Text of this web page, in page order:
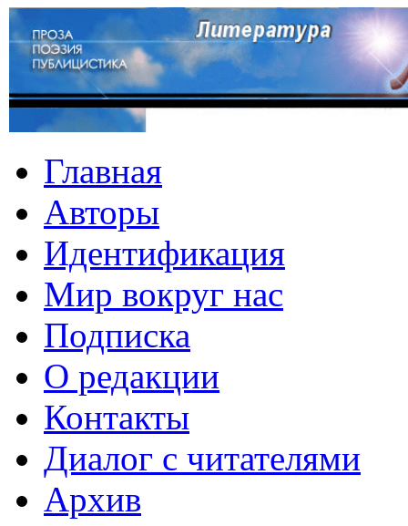
Главная
Авторы
Идентификация
Мир вокруг нас
Подписка
О редакции
Контакты
Диалог с читателями
Архив